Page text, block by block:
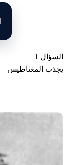
السؤال 1
يجذب المغناطيس